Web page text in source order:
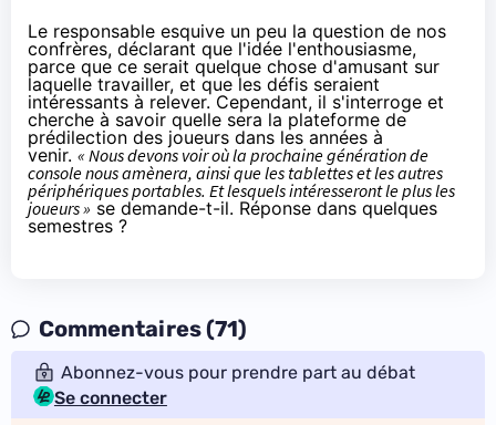
Le responsable esquive un peu la question de nos
confrères, déclarant que l'idée l'enthousiasme,
parce que ce serait quelque chose d'amusant sur
laquelle travailler, et que les défis seraient
intéressants à relever. Cependant, il s'interroge et
cherche à savoir quelle sera la plateforme de
prédilection des joueurs dans les années à
venir. « Nous devons voir où la prochaine génération de
console nous amènera, ainsi que les tablettes et les autres
périphériques portables. Et lesquels intéresseront le plus les
joueurs » se demande-t-il. Réponse dans quelques
semestres ?
Commentaires (71)
Abonnez-vous pour prendre part au débat
Se connecter